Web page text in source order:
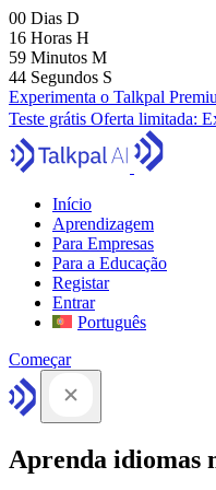
00 Dias D
16 Horas H
59 Minutos M
43 Segundos S
Experimenta o Talkpal
Teste grátis Oferta limitada:
Início
Aprendizagem
Para Empresas
Para a Educação
Registar
Entrar
Português
Começar
Aprenda idiomas